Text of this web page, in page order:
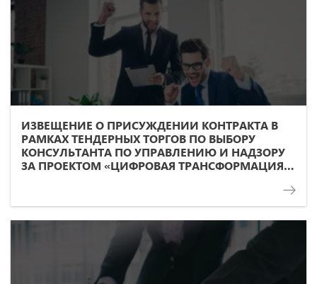
ИЗВЕЩЕНИЕ О ПРИСУЖДЕНИИ КОНТРАКТА В
РАМКАХ ТЕНДЕРНЫХ ТОРГОВ ПО ВЫБОРУ
КОНСУЛЬТАНТА ПО УПРАВЛЕНИЮ И НАДЗОРУ
ЗА ПРОЕКТОМ «ЦИФРОВАЯ ТРАНСФОРМАЦИЯ И